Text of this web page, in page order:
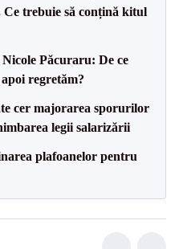
trebuie să conțină kitul
Păcuraru: De ce
regretăm?
cer majorarea sporurilor
legii salarizării
plafoanelor pentru